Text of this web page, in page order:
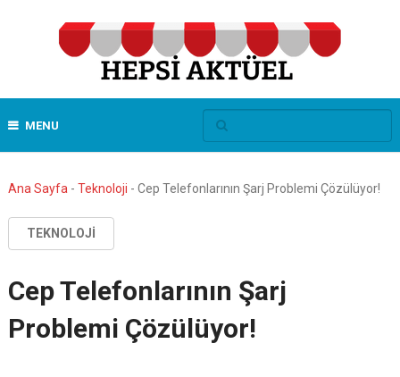
MENU
Ana Sayfa - Teknoloji - Cep Telefonlarının Şarj Problemi Çözülüyor!
TEKNOLOJI
Cep Telefonlarının Şarj
Problemi Çözülüyor!